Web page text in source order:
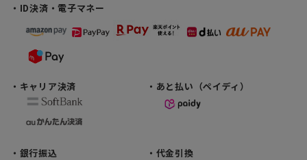
・ID決済・電子マネー
・キャリア決済 ・あと払い（ペイディ）
・銀行振込
・代金引換